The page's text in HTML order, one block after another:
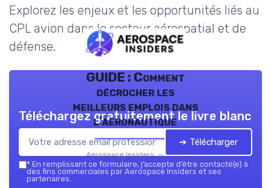
Explorez les enjeux et les opportunités liés au
CPL avion dans le secteur aérospatial et de
défense.
GUIDE : Comment
décrocher les
meilleurs emplois dans
l’aéronautique
Aerospace Insiders — 2026
Téléchargez gratuitement le livre blanc
➔ Télécharger
* En remplissant ce formulaire, j’accepte d’être contacté(e) à
des fins commerciales par Aerospace Insiders et ses
partenaires.